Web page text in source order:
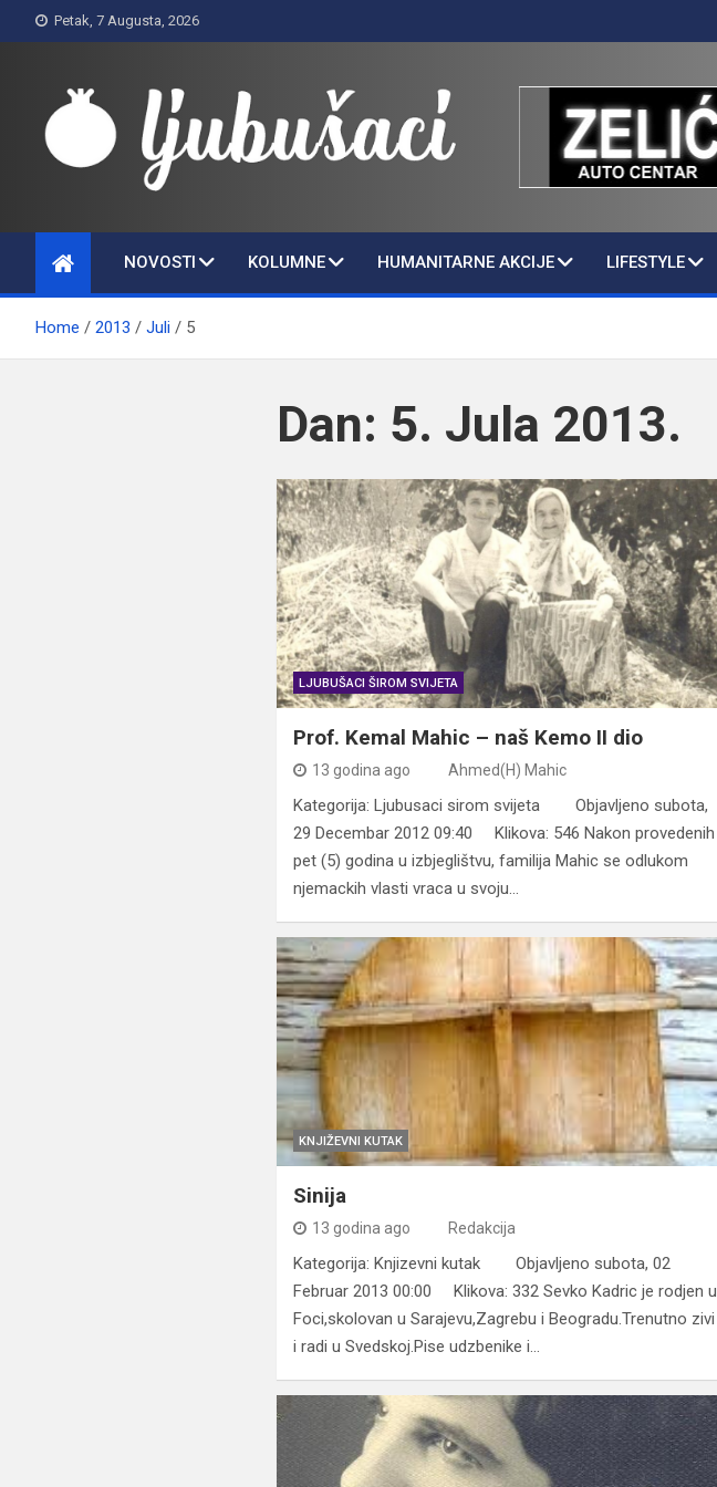
to
Petak, 7 Augusta, 2026
Ljubušaci
NOVOSTI KOLUMNE HUMANITARNE AKCIJE LIFESTYLE
Home 2013 Juli 5
Dan: 5. Jula 2013.
LJUBUŠACI ŠIROM SVIJETA
Prof. Kemal Mahic – naš Kemo II dio
13 godina ago Ahmed(H) Mahic
Kategorija: Ljubusaci sirom svijeta Objavljeno subota,
29 Decembar 2012 09:40 Klikova: 546 Nakon provedenih
pet (5) godina u izbjeglištvu, familija Mahic se odlukom
njemackih vlasti vraca u svoju…
KNJIŽEVNI KUTAK
Sinija
13 godina ago Redakcija
Kategorija: Knjizevni kutak Objavljeno subota, 02
Februar 2013 00:00 Klikova: 332 Sevko Kadric je rodjen u
Foci,skolovan u Sarajevu,Zagrebu i Beogradu.Trenutno zivi
i radi u Svedskoj.Pise udzbenike i…